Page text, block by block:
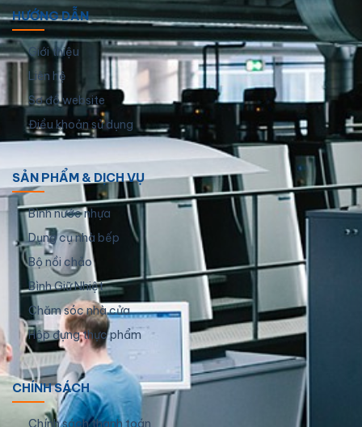
HƯỚNG DẪN
Giới thiệu
Liên hệ
Sơ đồ website
Điều khoản sử dụng
SẢN PHẨM & DỊCH VỤ
Bình nước nhựa
Dụng cụ nhà bếp
Bộ nồi chảo
Bình Giữ Nhiệt
Chăm sóc nhà cửa
Hộp đựng thực phẩm
CHÍNH SÁCH